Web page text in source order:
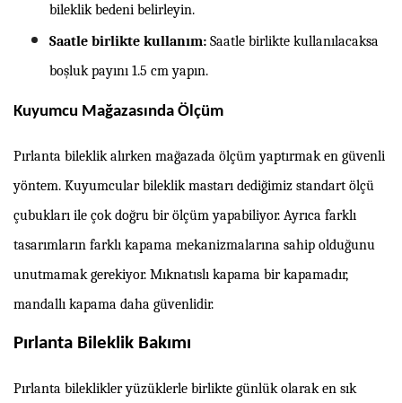
bileklik bedeni belirleyin.
Saatle birlikte kullanım: Saatle birlikte kullanılacaksa
boşluk payını 1.5 cm yapın.
Kuyumcu Mağazasında Ölçüm
Pırlanta bileklik alırken mağazada ölçüm yaptırmak en güvenli
yöntem. Kuyumcular bileklik mastarı dediğimiz standart ölçü
çubukları ile çok doğru bir ölçüm yapabiliyor. Ayrıca farklı
tasarımların farklı kapama mekanizmalarına sahip olduğunu
unutmamak gerekiyor. Mıknatıslı kapama bir kapamadır,
mandallı kapama daha güvenlidir.
Pırlanta Bileklik Bakımı
Pırlanta bileklikler yüzüklerle birlikte günlük olarak en sık